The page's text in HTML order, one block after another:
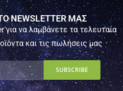
NEWSLETTER ΜΑΣ
για να λαμβάνετε τα τελευταία
και τις πωλήσεις μας